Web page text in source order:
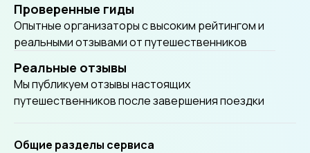
Проверенные гиды
Опытные организаторы с высоким рейтингом и
реальными отзывами от путешественников
Реальные отзывы
Мы публикуем отзывы настоящих
путешественников после завершения поездки
Общие разделы сервиса